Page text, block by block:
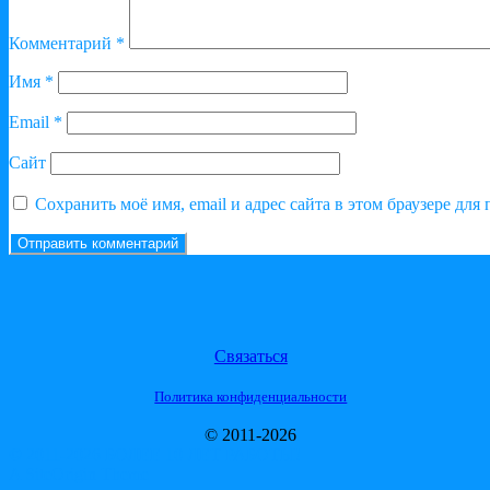
Комментарий *
Имя *
Email *
Сайт
Сохранить моё имя, email и адрес сайта в этом браузере
Связаться
Политика конфиденциальности
© 2011-2026